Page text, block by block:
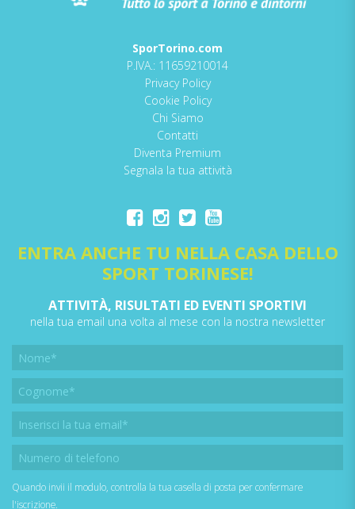
SporTorino.com
P.IVA.: 11659210014
Privacy Policy
Cookie Policy
Chi Siamo
Contatti
Diventa Premium
Segnala la tua attività
ENTRA ANCHE TU NELLA CASA DELLO
SPORT TORINESE!
ATTIVITÀ, RISULTATI ED EVENTI SPORTIVI
nella tua email una volta al mese con la nostra newsletter
Quando invii il modulo, controlla la tua casella di posta per confermare
l'iscrizione.